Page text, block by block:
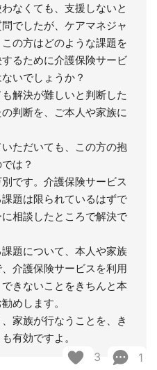
なくても、支援しないと
でしたが、ケアマネジャ
の方はどのような課題を
るために介護保険サービ
いでしょうか？
解決が難しいと判断した
判断を、ご本人や家族に
ただいても、この方の抱
は？
です。介護保険サービス
題は限られているはずで
相談したところで解決で
題について、本人や家族
介護保険サービスを利用
きないことをきちんと本
めします。
家族が行なうことを、き
有効ですよ。
3 1